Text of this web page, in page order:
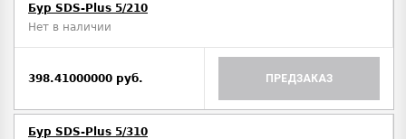
Бур SDS-Plus 5/210
Нет в наличии
398.41000000 руб. ПРЕДЗАКАЗ
Бур SDS-Plus 5/310